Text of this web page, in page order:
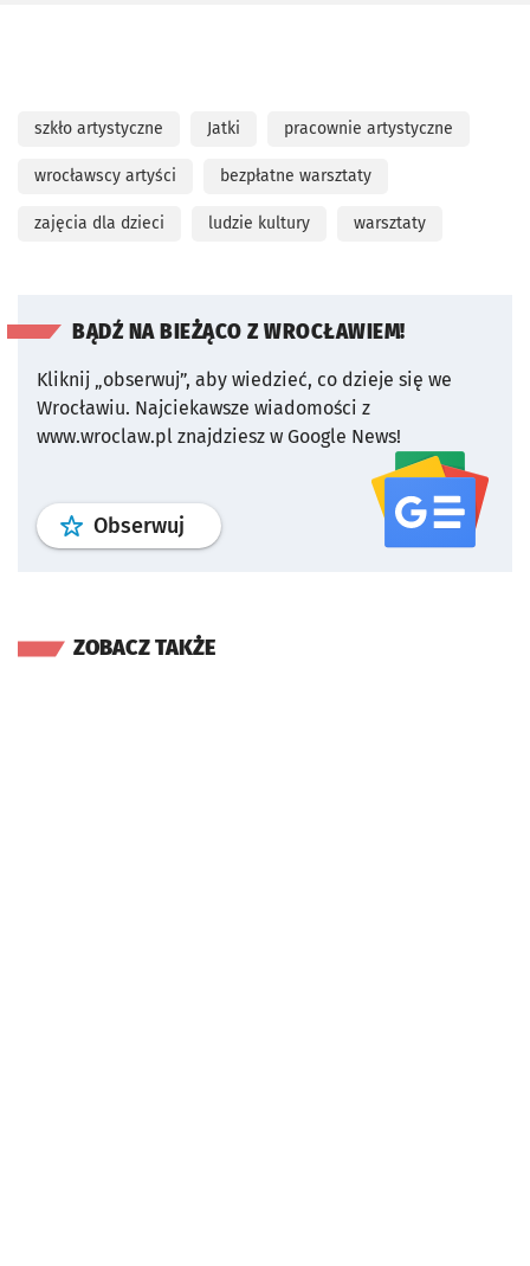
szkło artystyczne Jatki pracownie artystyczne
wrocławscy artyści bezpłatne warsztaty
zajęcia dla dzieci ludzie kultury warsztaty
BĄDŹ NA BIEŻĄCO Z WROCŁAWIEM!
Kliknij „obserwuj”, aby wiedzieć, co dzieje się we
Wrocławiu. Najciekawsze wiadomości z
www.wroclaw.pl znajdziesz w Google News!
Obserwuj profil serwisu
ZOBACZ TAKŻE